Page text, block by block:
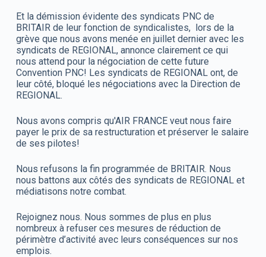
Et la démission évidente des syndicats PNC de
BRITAIR de leur fonction de syndicalistes, lors de la
grève que nous avons menée en juillet dernier avec les
syndicats de REGIONAL, annonce clairement ce qui
nous attend pour la négociation de cette future
Convention PNC! Les syndicats de REGIONAL ont, de
leur côté, bloqué les négociations avec la Direction de
REGIONAL.
Nous avons compris qu'AIR FRANCE veut nous faire
payer le prix de sa restructuration et préserver le salaire
de ses pilotes!
Nous refusons la fin programmée de BRITAIR. Nous
nous battons aux côtés des syndicats de REGIONAL et
médiatisons notre combat.
Rejoignez nous. Nous sommes de plus en plus
nombreux à refuser ces mesures de réduction de
périmètre d’activité avec leurs conséquences sur nos
emplois.